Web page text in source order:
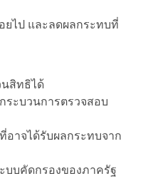
ยไป และลดผลกระทบที่
สิทธิได้
ระบวนการตรวจสอบ
าจได้รับผลกระทบจาก
บบคัดกรองของภาครัฐ